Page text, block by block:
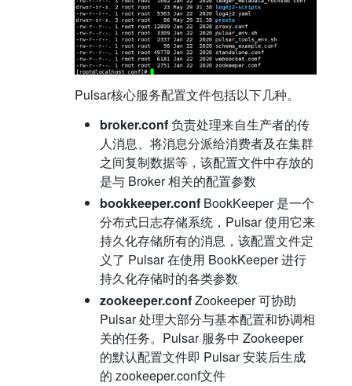
Pulsar核心服务配置文件包括以下几种。
broker.conf负责处理来自生产者的传
人消息、将消息分派给消费者及在集群
之间复制数据等，该配置文件中存放的
是与 Broker 相关的配置参数
bookkeeper.confBookKeeper 是一个
分布式日志存储系统，Pulsar 使用它来
持久化存储所有的消息，该配置文件定
义了 Pulsar 在使用 BookKeeper 进行
持久化存储时的各类参数
zookeeper.confZookeeper 可协助
Pulsar 处理大部分与基本配置和协调相
关的任务。Pulsar 服务中 Zookeeper
的默认配置文件即 Pulsar 安装后生成
的 zookeeper.conf文件